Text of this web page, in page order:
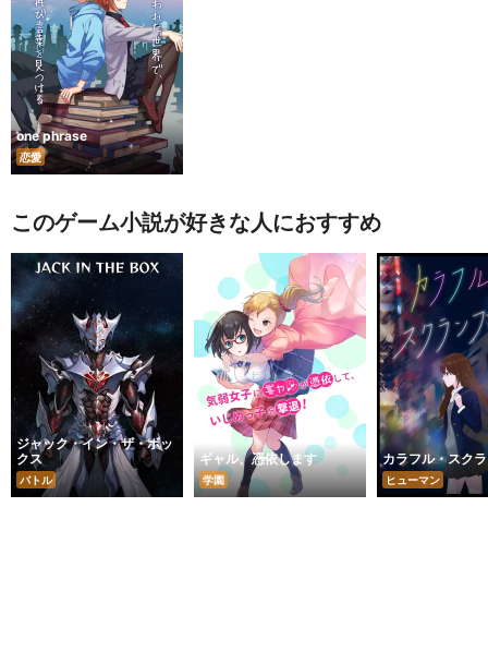
one phrase
恋愛
このゲーム小説が好きな人におすすめ
ジャック・イン・ザ・ボッ
クス
バトル
ギャル、憑依します
学園
カラフル・スク
ヒューマン